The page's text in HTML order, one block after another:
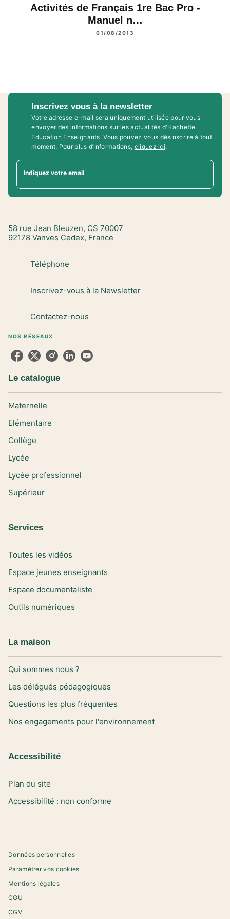
Activités de Français 1re Bac Pro -
Manuel n…
01/08/2013
Inscrivez vous à la newsletter
Votre adresse e-mail sera uniquement utilisée pour vous
envoyer des informations sur les actualités d'Hachette
Education Enseignants. Vous pouvez vous désinscrire à tout
moment. Pour plus d’informations, cliquez ici.
Indiquez votre email
58 rue Jean Bleuzen, CS 70007
92178 Vanves Cedex, France
Téléphone
Inscrivez-vous à la Newsletter
Contactez-nous
NOS RÉSEAUX
Le catalogue
Maternelle
Elémentaire
Collège
Lycée
Lycée professionnel
Supérieur
Services
Toutes les vidéos
Espace jeunes enseignants
Espace documentaliste
Outils numériques
La maison
Qui sommes nous ?
Les délégués pédagogiques
Questions les plus fréquentes
Nos engagements pour l'environnement
Accessibilité
Plan du site
Accessibilité : non conforme
Données personnelles
Paramétrer vos cookies
Mentions légales
CGU
CGV